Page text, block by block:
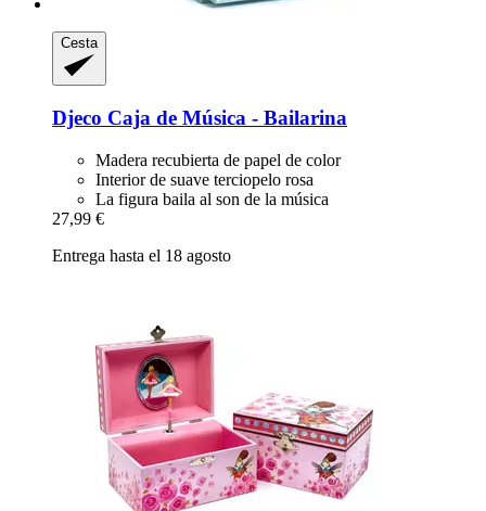
Cesta
Djeco Caja de Música -​ Bailarina
Madera recubierta de papel de color
Interior de suave terciopelo rosa
La figura baila al son de la música
27,99 €
Entrega hasta el 18 agosto